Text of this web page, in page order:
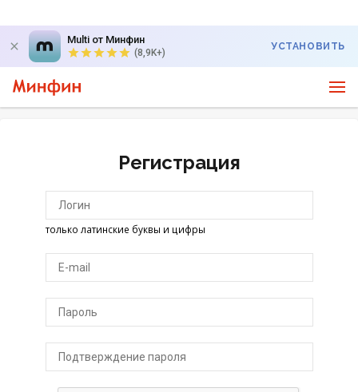
Multi от Минфин
(8,9K+)
УСТАНОВИТЬ
Регистрация
только латинские буквы и цифры